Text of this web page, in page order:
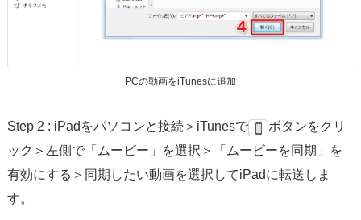
PCの動画をiTunesに追加
Step 2 : iPadをパソコンと接続＞iTunesで
ボタンをクリ
ック＞左側で「ムービー」を選択＞「ムービーを同期」を
有効にする＞同期したい動画を選択してiPadに転送しま
す。